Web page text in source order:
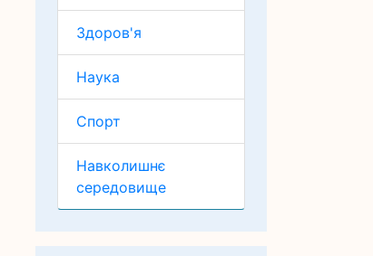
Здоров'я
Наука
Спорт
Навколишнє
середовище